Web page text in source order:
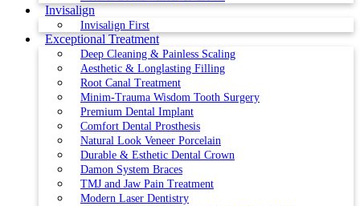
Invisalign
Invisalign First
Exceptional Treatment
Deep Cleaning & Painless Scaling
Aesthetic & Longlasting Filling
Root Canal Treatment
Minim-Trauma Wisdom Tooth Surgery
Premium Dental Implant
Comfort Dental Prosthesis
Natural Look Veneer Porcelain
Durable & Esthetic Dental Crown
Damon System Braces
TMJ and Jaw Pain Treatment
Modern Laser Dentistry